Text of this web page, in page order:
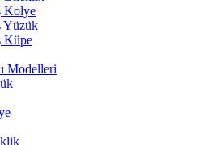
Kolye
Yüzük
Küpe
Modelleri